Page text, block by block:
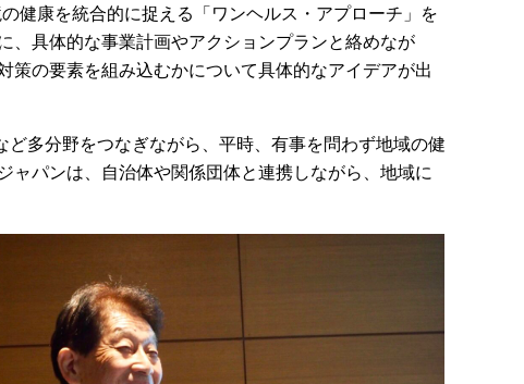
健康を統合的に捉える「ワンヘルス・アプローチ」を
、具体的な事業計画やアクションプランと絡めなが
策の要素を組み込むかについて具体的なアイデアが出
多分野をつなぎながら、平時、有事を問わず地域の健
ャパンは、自治体や関係団体と連携しながら、地域に